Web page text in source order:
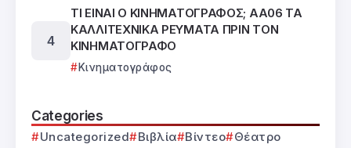
ΤΙ ΕΙΝΑΙ Ο ΚΙΝΗΜΑΤΟΓΡΑΦΟΣ; ΑΑ06 ΤΑ
ΚΑΛΛΙΤΕΧΝΙΚΑ ΡΕΥΜΑΤΑ ΠΡΙΝ ΤΟΝ
ΚΙΝΗΜΑΤΟΓΡΑΦΟ
Κινηματογράφος
Categories
Uncategorized Βιβλία Βίντεο
Θέατρο